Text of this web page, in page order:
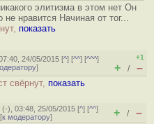
элитизма в этом нет Он
не нравится Начиная от тог...
показать
24/05/2015 [^] [^^] [^^^]
]
+1
+ / –
свёрнут, показать
(-), 03:48, 25/05/2015 [^] [^^]
к модератору] + / –